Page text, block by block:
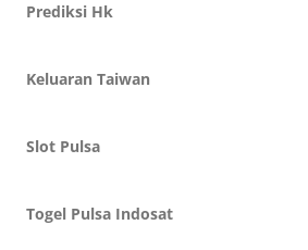
Prediksi Hk
Keluaran Taiwan
Slot Pulsa
Togel Pulsa Indosat